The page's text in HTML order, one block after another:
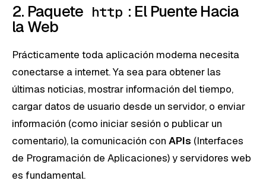
2. Paquete http : El Puente Hacia
la Web
Prácticamente toda aplicación moderna necesita
conectarse a internet. Ya sea para obtener las
últimas noticias, mostrar información del tiempo,
cargar datos de usuario desde un servidor, o enviar
información (como iniciar sesión o publicar un
comentario), la comunicación con APIs (Interfaces
de Programación de Aplicaciones) y servidores web
es fundamental.